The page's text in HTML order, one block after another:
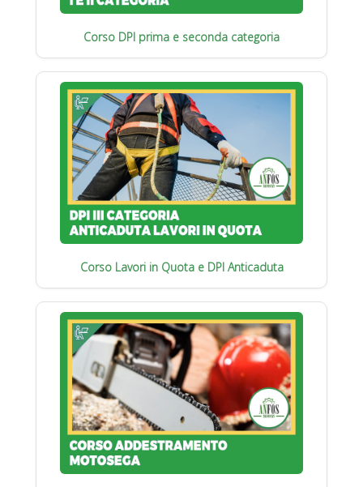
Corso DPI prima e seconda categoria
Corso Lavori in Quota e DPI Anticaduta